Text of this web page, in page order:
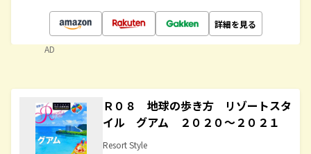
詳細を見る
AD
Ｒ０８ 地球の歩き方 リゾートスタ
イル グアム ２０２０～２０２１
Resort Style